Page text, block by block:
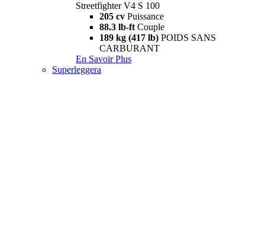
Streetfighter V4 S 100
205 cv Puissance
88.3 lb-ft Couple
189 kg (417 lb) POIDS SANS
CARBURANT
En Savoir Plus
Superleggera